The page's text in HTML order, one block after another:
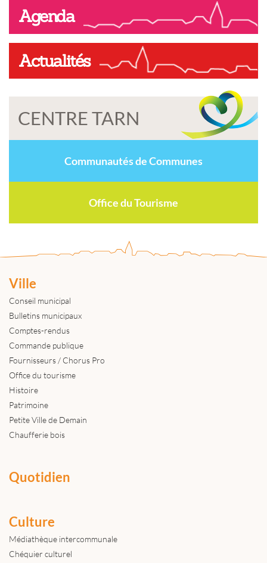
Agenda
Actualités
CENTRE TARN
Communautés de Communes
Office du Tourisme
Ville
Conseil municipal
Bulletins municipaux
Comptes-rendus
Commande publique
Fournisseurs / Chorus Pro
Office du tourisme
Histoire
Patrimoine
Petite Ville de Demain
Chaufferie bois
Quotidien
Culture
Médiathèque intercommunale
Chéquier culturel